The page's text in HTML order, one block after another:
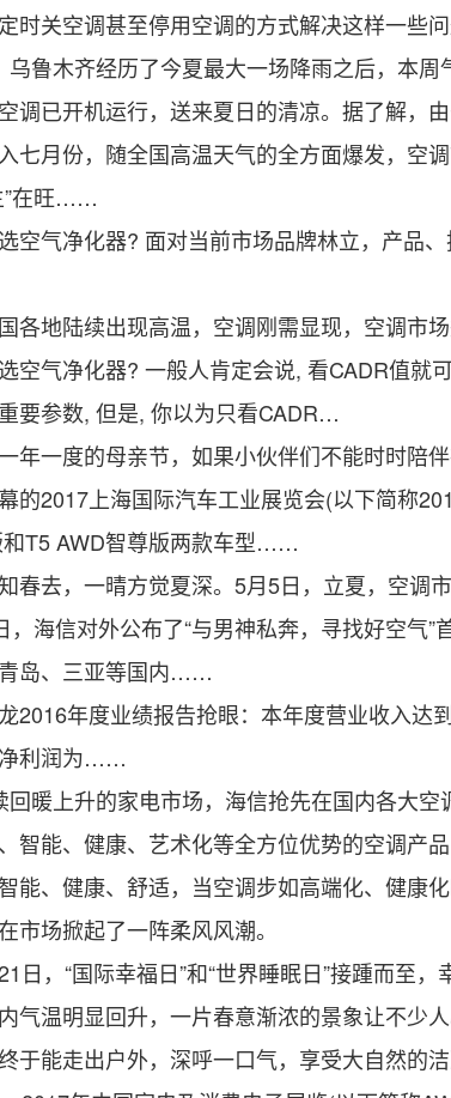
时关空调甚至停用空调的方式解决这样一些
木齐经历了今夏最大一场降雨之后，本周
调已开机运行，送来夏日的清凉。据了解，
月份，随全国高温天气的全方面爆发，空调
”在旺……
气净化器? 面对当前市场品牌林立，产品、
地陆续出现高温，空调刚需显现，空调市
气净化器? 一般人肯定会说, 看CADR值就
要参数, 但是, 你以为只看CADR…
一度的母亲节，如果小伙伴们不能时时陪
2017上海国际汽车工业展览会(以下简称
和T5 AWD智尊版两款车型……
去，一晴方觉夏深。5月5日，立夏，空调
信对外公布了“与男神私奔，寻找好空气”
岛、三亚等国内……
年度业绩报告抢眼：本年度营业收入达到
利润为……
上升的家电市场，海信抢先在国内各大空
智能、健康、艺术化等全方位优势的空调产
、健康、舒适，当空调步如高端化、健康化
市场掀起了一阵柔风风潮。
，“国际幸福日”和“世界睡眠日”接踵而至
温明显回升，一片春意渐浓的景象让不少人
于能走出户外，深呼一口气，享受大自然的